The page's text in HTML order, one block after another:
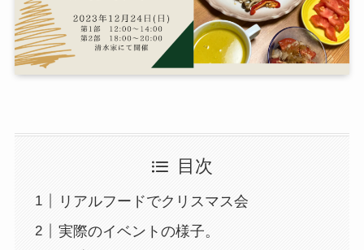
目次
リアルフードでクリスマス会
実際のイベントの様子。